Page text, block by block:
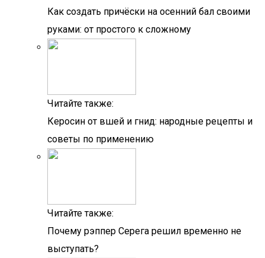
Как создать причёски на осенний бал своими
руками: от простого к сложному
Читайте также:
Керосин от вшей и гнид: народные рецепты и
советы по применению
Читайте также:
Почему рэппер Серега решил временно не
выступать?